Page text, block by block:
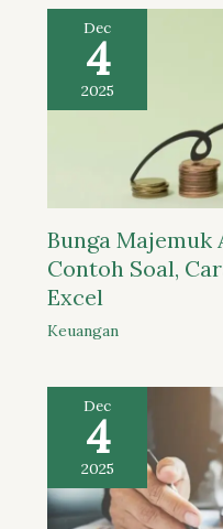
Dec
4
2025
Bunga Majemuk
Contoh Soal,
Excel
Keuangan
Dec
4
2025